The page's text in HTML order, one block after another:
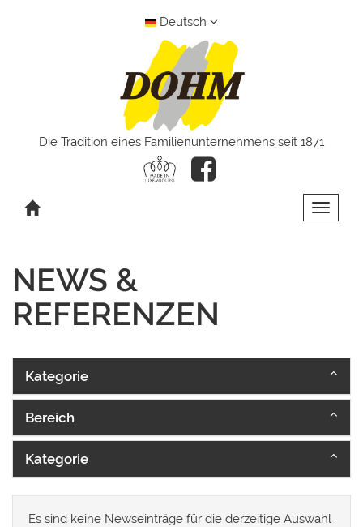
Deutsch
Die Tradition eines Familienunternehmens seit 1871
Toggle
NEWS &
REFERENZEN
Kategorie
Bereich
Kategorie
Es sind keine Newseinträge für die derzeitige Auswahl